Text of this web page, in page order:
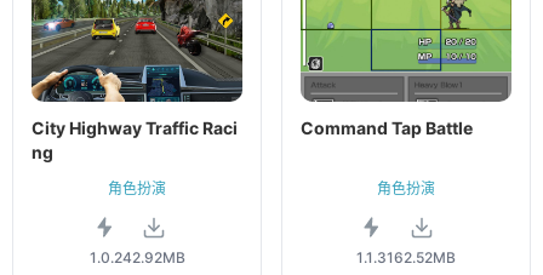
City Highway Traffic Raci
ng
角色扮演
1.0.242.92MB
Command Tap Battle
角色扮演
1.1.3162.52MB